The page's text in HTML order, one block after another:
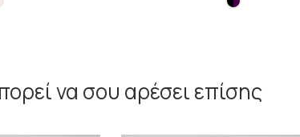
να σου αρέσει επίσης